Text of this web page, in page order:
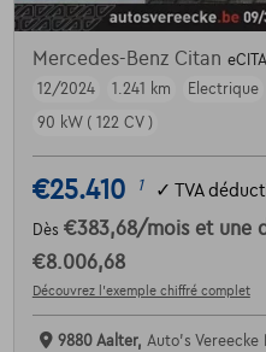
Mercedes-Benz Citan
12/2024
1.241 km Electrique
90 kW ( 122 CV )
€25.410 1 ✓ TVA
Dès €383,68/mois et une
€8.006,68
Découvrez l’exemple chiffré complet
9880 Aalter, Auto's Vereecke